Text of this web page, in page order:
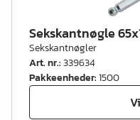
Sekskantnøgle
Sekskantnøgler
Art. nr.:339634
Pakkeenheder:1500